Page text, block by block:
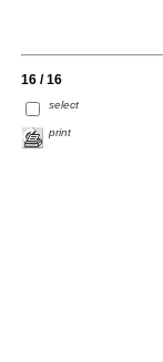
16 / 16
select
print